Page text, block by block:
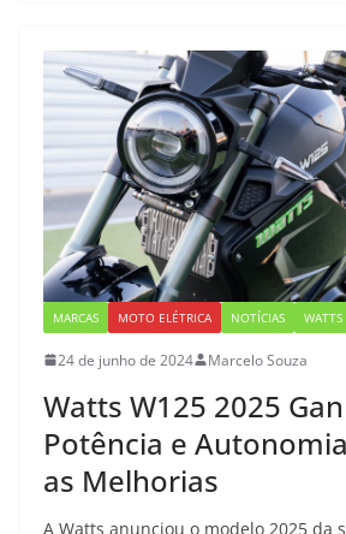
MARCAS MOTO ELÉTRICA NOTÍCIAS WATTS
24 de junho de 2024 Marcelo Souza
Watts W125 2025
Potência e
as Melhorias
A Watts anunciou o modelo 2025 da